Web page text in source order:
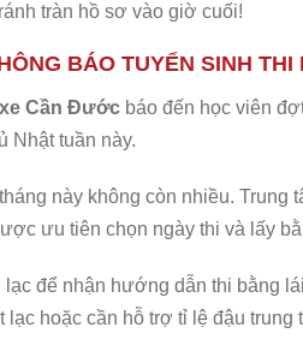
tràn hồ sơ vào giờ cuối!
BÁO TUYỂN SINH
Cần Đước báo đến học viên
Nhật tuần này.
này không còn nhiều. Trung
ưu tiên chọn ngày thi và lấy
lạc để nhận hướng dẫn thi bằng
lạc hoặc cần hỗ trợ tỉ lệ đậu